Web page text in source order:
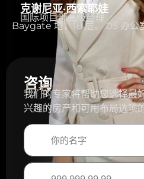
咨询
与专家
我们的专家将帮助您选择最
兴趣的房产和可用布局选项
克谢尼亚·西索耶娃
国际项目部高级经理
Baygate 塔，18 层。 05 办公